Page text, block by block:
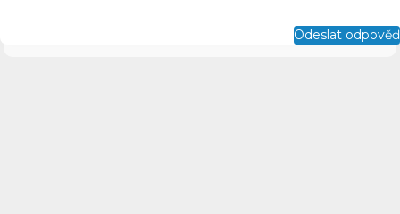
Odeslat odpověď